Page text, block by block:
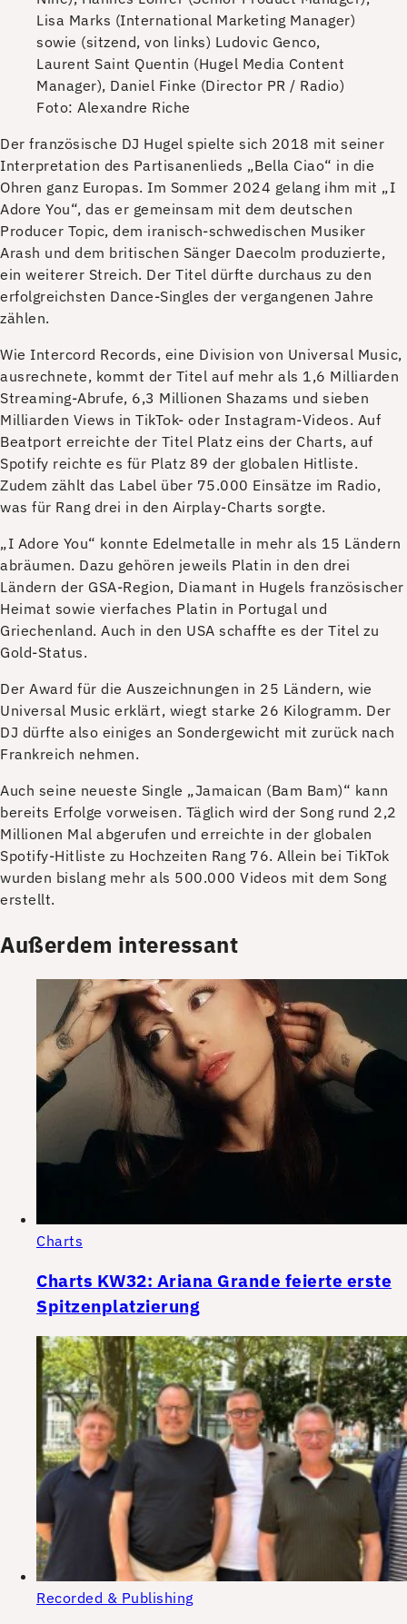
Lisa Marks (International Marketing Manager)
sowie (sitzend, von links) Ludovic Genco,
Laurent Saint Quentin (Hugel Media Content
Manager), Daniel Finke (Director PR / Radio)
Foto: Alexandre Riche
Der französische DJ Hugel spielte sich 2018 mit seiner
Interpretation des Partisanenlieds „Bella Ciao“ in die
Ohren ganz Europas. Im Sommer 2024 gelang ihm mit „I
Adore You“, das er gemeinsam mit dem deutschen
Producer Topic, dem iranisch-schwedischen Musiker
Arash und dem britischen Sänger Daecolm produzierte,
ein weiterer Streich. Der Titel dürfte durchaus zu den
erfolgreichsten Dance-Singles der vergangenen Jahre
zählen.
Wie Intercord Records, eine Division von Universal Music,
ausrechnete, kommt der Titel auf mehr als 1,6 Milliarden
Streaming-Abrufe, 6,3 Millionen Shazams und sieben
Milliarden Views in TikTok- oder Instagram-Videos. Auf
Beatport erreichte der Titel Platz eins der Charts, auf
Spotify reichte es für Platz 89 der globalen Hitliste.
Zudem zählt das Label über 75.000 Einsätze im Radio,
was für Rang drei in den Airplay-Charts sorgte.
„I Adore You“ konnte Edelmetalle in mehr als 15 Ländern
abräumen. Dazu gehören jeweils Platin in den drei
Ländern der GSA-Region, Diamant in Hugels französischer
Heimat sowie vierfaches Platin in Portugal und
Griechenland. Auch in den USA schaffte es der Titel zu
Gold-Status.
Der Award für die Auszeichnungen in 25 Ländern, wie
Universal Music erklärt, wiegt starke 26 Kilogramm. Der
DJ dürfte also einiges an Sondergewicht mit zurück nach
Frankreich nehmen.
Auch seine neueste Single „Jamaican (Bam Bam)“ kann
bereits Erfolge vorweisen. Täglich wird der Song rund 2,2
Millionen Mal abgerufen und erreichte in der globalen
Spotify-Hitliste zu Hochzeiten Rang 76. Allein bei TikTok
wurden bislang mehr als 500.000 Videos mit dem Song
erstellt.
Außerdem interessant
Charts
Charts KW32: Ariana Grande feierte erste
Spitzenplatzierung
Recorded & Publishing